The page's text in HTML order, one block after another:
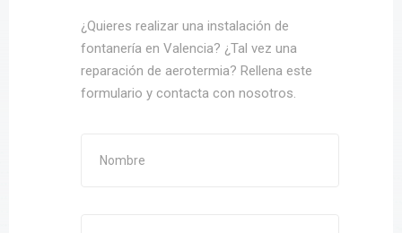
¿Quieres realizar una instalación de
fontanería en Valencia? ¿Tal vez una
reparación de aerotermia? Rellena este
formulario y contacta con nosotros.